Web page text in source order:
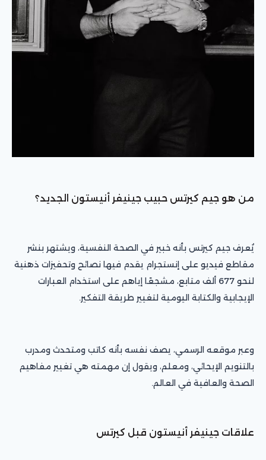
من هو جيم كيرتس حبيب جينيفر أنيستون الجديد؟
يُعرف جيم كيرتس بأنه خبير في الصحة النفسية، ويشتهر بنشر
مقاطع فيديو على إنستجرام يقدم فيها نصائح وتحفيزات ذهنية
لنحو 677 ألف متابع، مشجعًا إياهم على استخدام العبارات
الإيجابية والكتابة اليومية لتغيير طريقة التفكير.
وعبر موقعه الرسمي، يصف نفسه بأنه كاتب ومتحدث ومدرب
بالتنويم الإيحائي، ومعلم، ويقول إن مهمته هي تغيير مفاهيم
الصحة والعافية في العالم.
علاقات جينيفر أنيستون قبل كيرتس